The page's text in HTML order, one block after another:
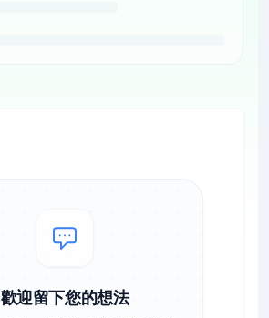
歡迎留下您的想法